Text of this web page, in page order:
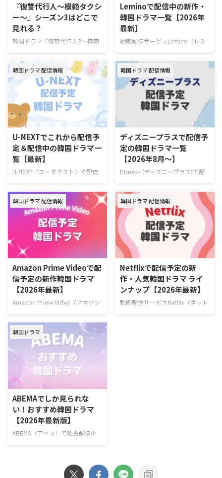
『復讐代行人～模範タクシ
ー～』シーズン3はどこで
見れる？
韓国ドラマ『復讐代行人3～模範
タクシー～』を視聴できる動画配
信サービスやあらすじ、キャスト
の情報をまとめた。 韓国ドラマ
『復讐代行人3～模範タクシー
～』配信情報 『復讐代行人3～模
範タクシー～』はを視聴できる動
画配信サービスは下記の通り。
動画配信サービス配信状況
Leminoプレミアム Hulu U-NEXT
Prime Video※有料 Disney+
Netflix 『復讐代行人3～模範タク
シー～』を見るならLemino！
Leminoプレミアムは、新規の登
料期間中に解 …
Leminoで配信中の新作・
韓国ドラマ一覧【2026年
最新】
動画配信サービスLemino（レミ
ノ）で配信中の新作・人気韓国ド
ラマを一挙紹介！（随時更新）
Leminoで7月にスタートする韓国
ドラマ 韓国ドラマ『推しデビュ
― ～My Idol, My Debut～』 7月
16日（木）スタート 推しの悲劇
的な死を阻止するため8年前へタ
イムスリップしたファンが、アイ
ドル練習生として運命を変えよう
と奮闘するタイムスリップK-POP
ロマンスコメディ。 演出ハン・
グムビ 脚本チェ・ヨンス キャス
トQ（THE BOYZ）、ファン・ジ
（tripleS …
韓国ドラマ 配信情報
U-NEXTでこれから配信予
定＆配信中の韓国ドラマ一
覧【最新】
U-NEXT（ユーネクスト）で配信
予定の韓国ドラマラインナップを
一挙ご紹介！ さらに、最近配信
が始まった大注目の新作も合わせ
てお届け。（随時更新） ＞＞お
すすめの韓国ドラマ一覧はこちら
＞＞中国ドラマのU-NEXT配信予
定リストはこちら U-NEXT 最新エ
ピソードが毎週更新中の韓国ドラ
マ 韓国ドラマ『君へと続く僕の
ドリーム！』 10代の終わりに初
恋を経験した二人が15年ぶりに
再会し、夢と愛をともに追いかけ
ていく甘酸っぱくも現実的なロマ
ンドン 脚本チョン・ウンビ キャ
ストフ …
韓国ドラマ 配信情報
ディズニープラスで配信予
定の韓国ドラマ一覧
【2026年8月～】
Disney+ (ディズニープラス)で配
信予定の新作・人気韓国ドラマ、
ドキュメンタリーを一挙紹介！
（随時更新） ディズニープラスで
毎週最新エピソードが更新中の韓
国ドラマ 韓国ドラマ『夫婦の結
末』 7月4日（土）より独占配信
容疑者の疑いをかけられながら
も、妻を救うため孤独な闘いに身
を投じていく男のロマンティッ
ク・サスペンス。 作品名『夫婦
の結末』 演出キム・ジョンヒョ
ン 脚本チョン・ジェハ キャスト
ナムグン・ミン、イ・ソル、キ
韓国ドラマ 配信情報
Amazon Prime Videoで配
信予定の新作韓国ドラマ
【2026年最新】
Amazon Prime Video（アマゾン
韓国ドラマを一挙ご紹介！（随時
更新） Amazonプライムビデオ
で2026年6月に配信する韓国作品
『残念ながら明日も出勤です！』
2026年6月22日（月）スタート
ソ・イングク主演！ 日常の倦怠
期に悩む会社員と冷徹な上司が仕
事と恋のときめきを取り戻してい
く、共感必至のオフィスロマン
ス。 >>『残念ながら明日も出勤
です！』詳細 ＼新規なら30日間
無料！／ 『残念ながら明日も出
韓国ドラマ 配信情報
Netflixで配信予定の新
作・人気韓国ドラマ ライ
ンナップ【2026年最新】
動画配信サービスNetflix（ネット
韓国ドラマ
ABEMAでしか見られな
い！おすすめ韓国ドラマ
【2026年最新版】
ABEMA（アベマ）で独占配信中
ラマとは？ ABEMAでは、オリジ
ナルのドラマや恋愛リアリティー